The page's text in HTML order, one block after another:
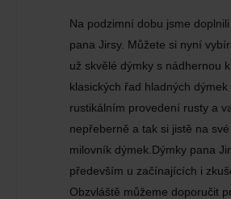
Na podzimní dobu jsme
pana Jirsy. Můžete si nyní
už skvělé dýmky s nádhernou
klasických řad hladných
rustikálním provedení rusty a
nepřeberně a tak si jistě na
milovník dýmek.Dýmky pana
především u začínajících i
Obzvláště můžeme doporučit